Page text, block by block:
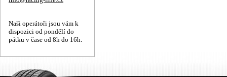
Naši operátoři jsou vám k
dispozici od pondělí do
pátku v čase od 8h do 16h.